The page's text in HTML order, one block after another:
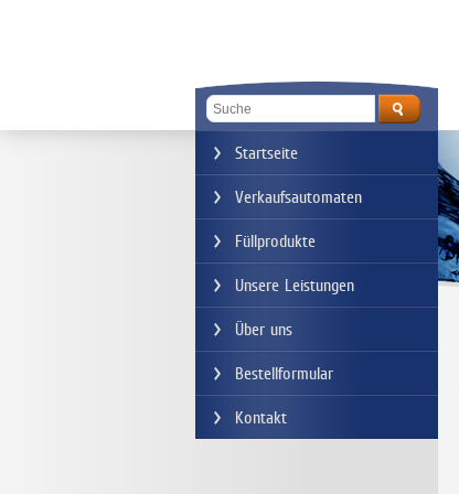
Startseite
Verkaufsautomaten
Füllprodukte
Unsere Leistungen
Über uns
Bestellformular
Kontakt